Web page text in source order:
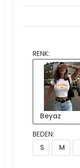
RENK:
Beyaz
BEDEN:
S
M